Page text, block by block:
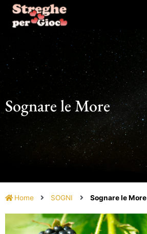
contenuto
Sognare le More
Home SOGNI Sognare le More